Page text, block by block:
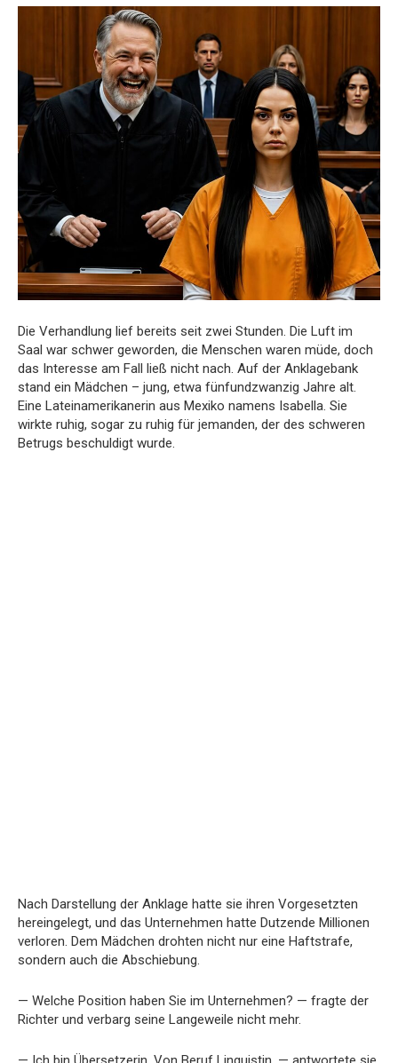
Die Verhandlung lief bereits seit zwei Stunden. Die Luft im
Saal war schwer geworden, die Menschen waren müde, doch
das Interesse am Fall ließ nicht nach. Auf der Anklagebank
stand ein Mädchen – jung, etwa fünfundzwanzig Jahre alt.
Eine Lateinamerikanerin aus Mexiko namens Isabella. Sie
wirkte ruhig, sogar zu ruhig für jemanden, der des schweren
Betrugs beschuldigt wurde.
Nach Darstellung der Anklage hatte sie ihren Vorgesetzten
hereingelegt, und das Unternehmen hatte Dutzende Millionen
verloren. Dem Mädchen drohten nicht nur eine Haftstrafe,
sondern auch die Abschiebung.
— Welche Position haben Sie im Unternehmen? — fragte der
Richter und verbarg seine Langeweile nicht mehr.